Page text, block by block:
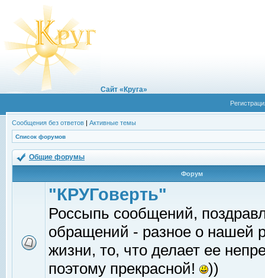
Сайт «Круга»
Сообщения без ответов | Активные темы
Список форумов
Общие форумы
Форум
"КРУГоверть"
Россыпь сообщений,
обращений - разное о нашей
жизни, то, что делает ее
поэтому прекрасной!
))